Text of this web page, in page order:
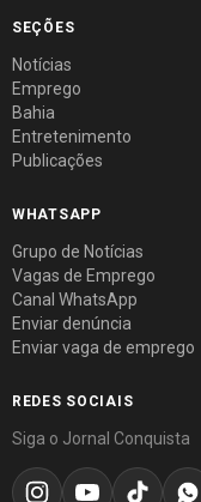
SEÇÕES
Notícias
Emprego
Bahia
Entretenimento
Publicações
WHATSAPP
Grupo de Notícias
Vagas de Emprego
Canal WhatsApp
Enviar denúncia
Enviar vaga de emprego
REDES SOCIAIS
Siga o Jornal Conquista